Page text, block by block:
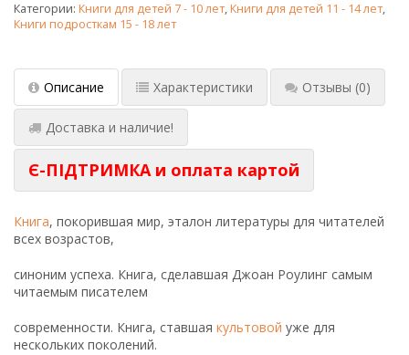
Категории: Книги для детей 7 - 10 лет,Книги для детей 11 - 14 лет,
Книги подросткам 15 - 18 лет
Описание Характеристики Отзывы (0)
Доставка и наличие!
Є-ПІДТРИМКА и оплата картой
Книга, покорившая мир, эталон литературы для читателей
всех возрастов,
синоним успеха. Книга, сделавшая Джоан Роулинг самым
читаемым писателем
современности. Книга, ставшая культовой уже для
нескольких поколений.